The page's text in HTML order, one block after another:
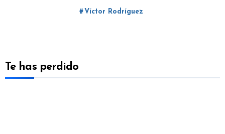
Víctor Rodríguez
Te has perdido